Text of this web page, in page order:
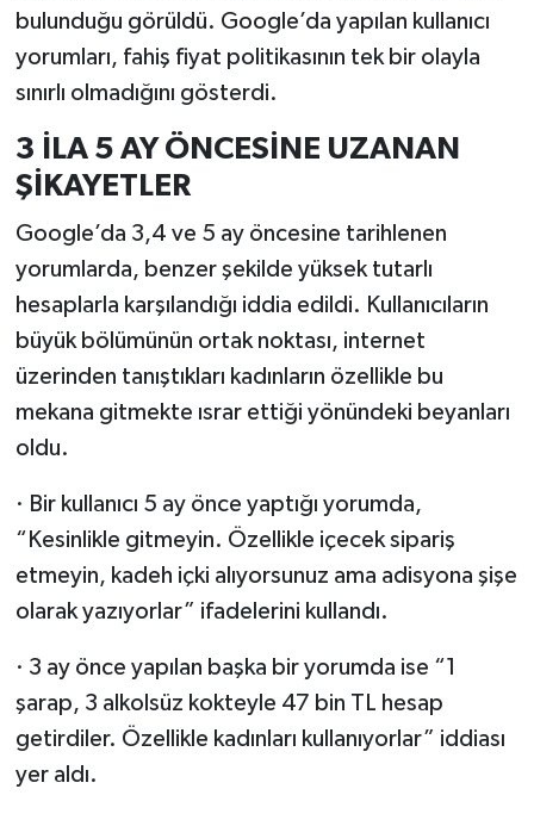
bulunduğu görüldü. Google’da yapılan kullanıcı
yorumları, fahiş fiyat politikasının tek bir olayla
sınırlı olmadığını gösterdi.
3 İLA 5 AY ÖNCESİNE UZANAN
ŞİKAYETLER
Google’da 3,4 ve 5 ay öncesine tarihlenen
yorumlarda, benzer şekilde yüksek tutarlı
hesaplarla karşılandığı iddia edildi. Kullanıcıların
büyük bölümünün ortak noktası, internet
üzerinden tanıştıkları kadınların özellikle bu
mekana gitmekte ısrar ettiği yönündeki beyanları
oldu.
· Bir kullanıcı 5 ay önce yaptığı yorumda,
“Kesinlikle gitmeyin. Özellikle içecek sipariş
etmeyin, kadeh içki alıyorsunuz ama adisyona şişe
olarak yazıyorlar” ifadelerini kullandı.
· 3 ay önce yapılan başka bir yorumda ise “1
şarap, 3 alkolsüz kokteyle 47 bin TL hesap
getirdiler. Özellikle kadınları kullanıyorlar” iddiası
yer aldı.